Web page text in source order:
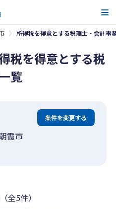
所得税を得意とする税理士・会計事
税を得意とする税
覧
条件を変更する
霞市
全5件）